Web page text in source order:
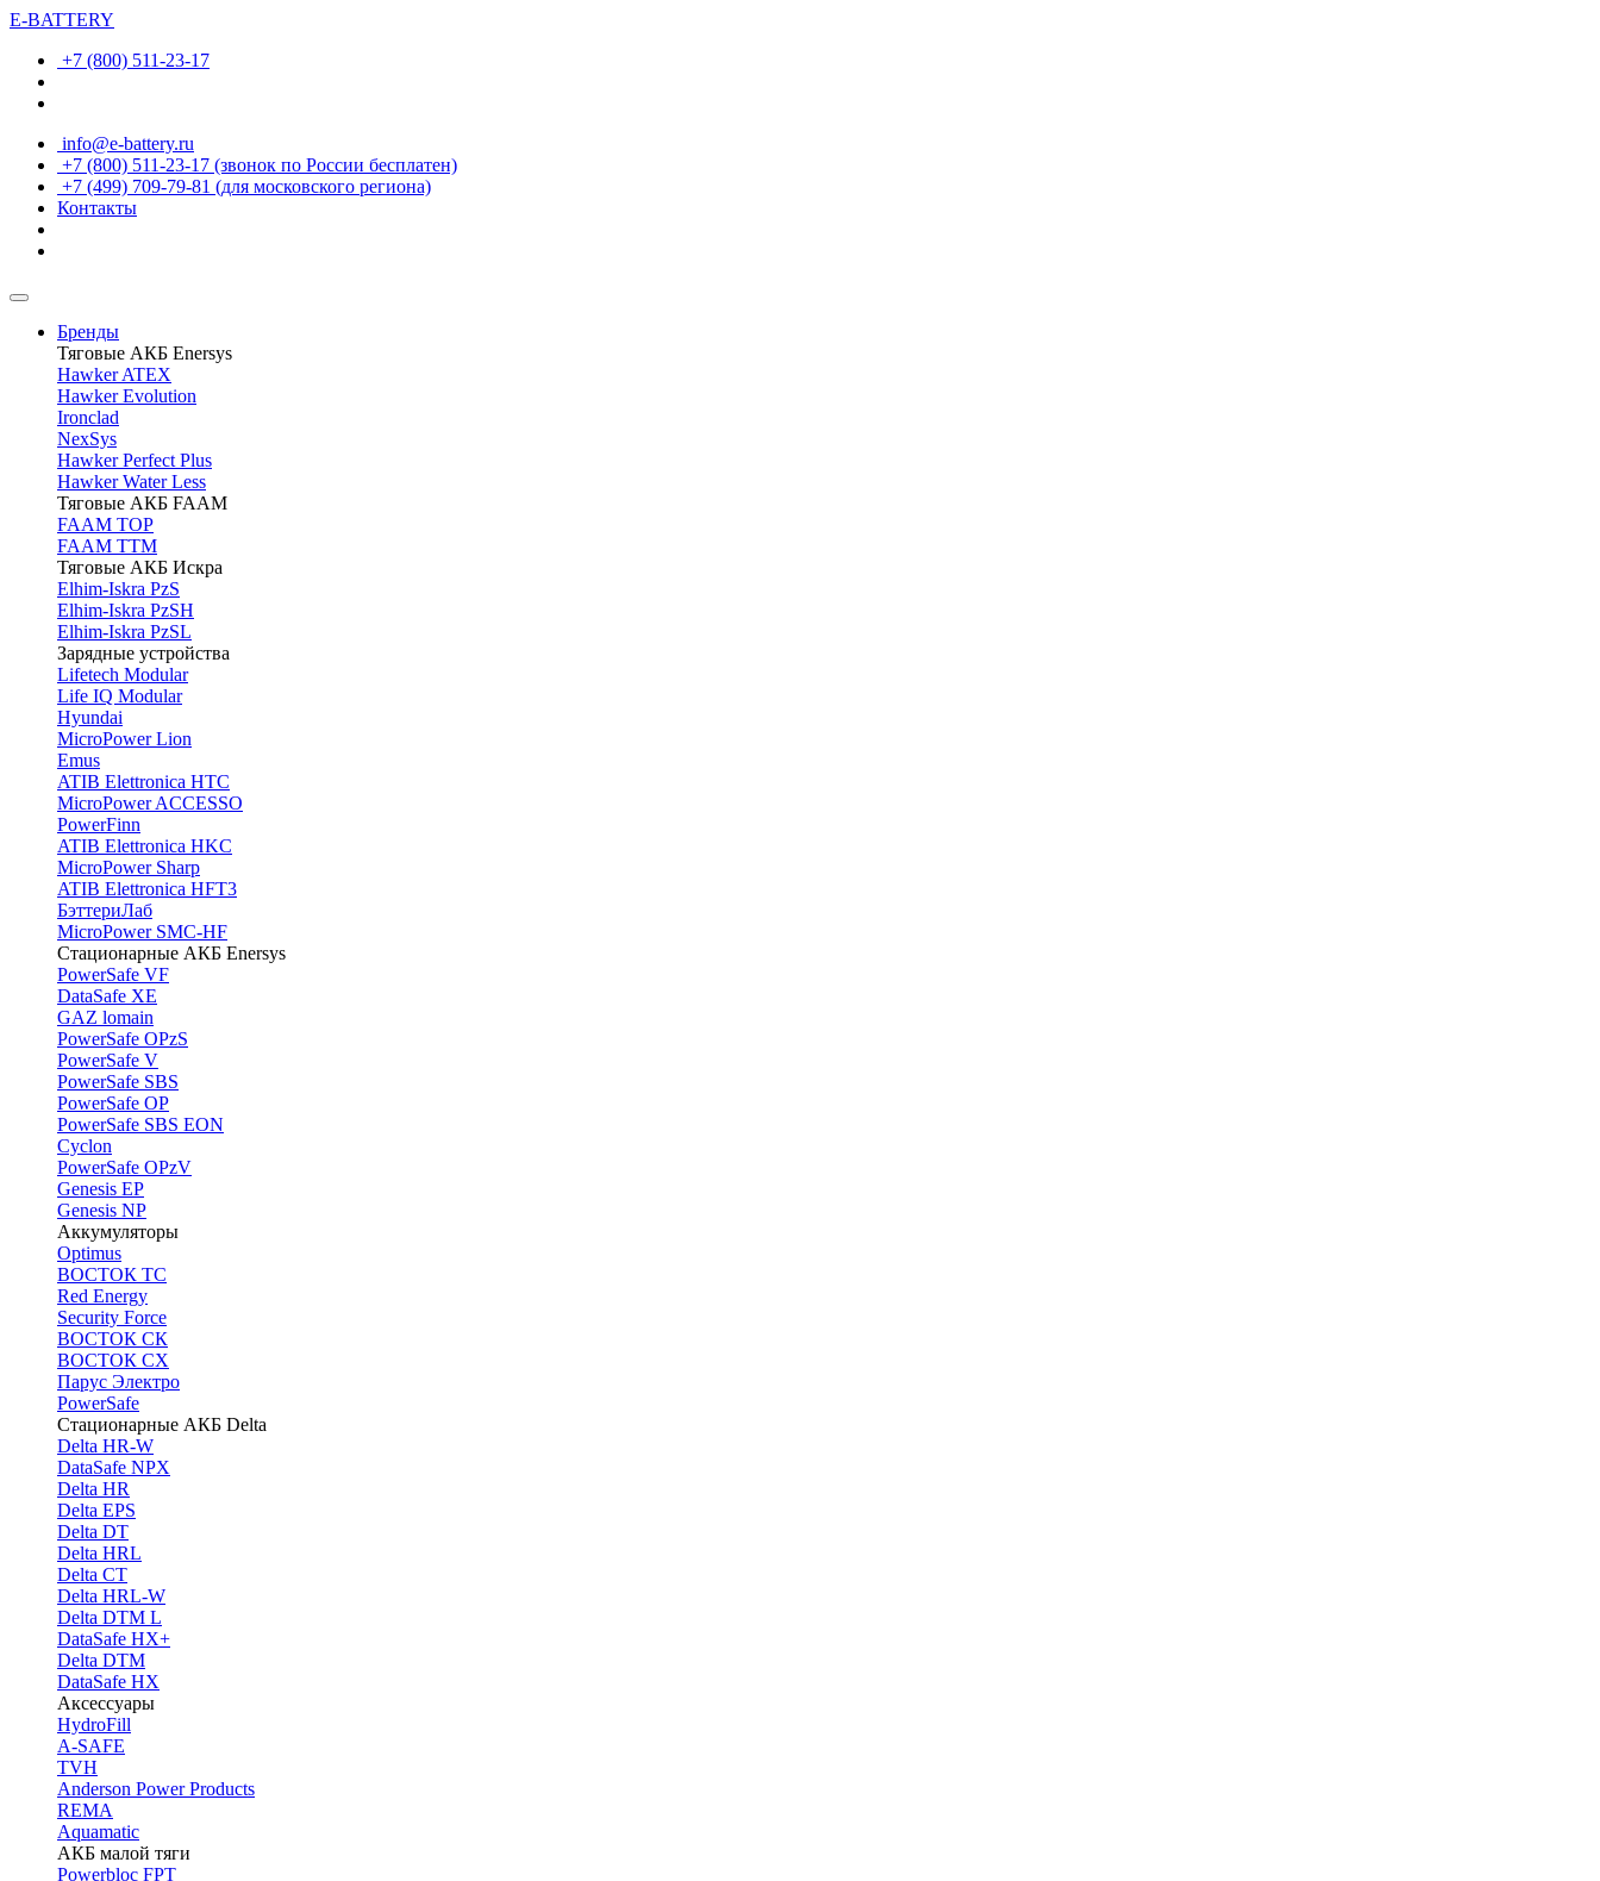
E-BATTERY
+7 (800) 511-23-17
info@e-battery.ru
+7 (800) 511-23-17 (звонок по России бесплатен)
+7 (499) 709-79-81 (для московского региона)
Контакты
Бренды
Тяговые АКБ Enersys
Hawker ATEX
Hawker Evolution
Ironclad
NexSys
Hawker Perfect Plus
Hawker Water Less
Тяговые АКБ FAAM
FAAM TOP
FAAM TTM
Тяговые АКБ Искра
Elhim-Iskra PzS
Elhim-Iskra PzSH
Elhim-Iskra PzSL
Зарядные устройства
Lifetech Modular
Life IQ Modular
Hyundai
MicroPower Lion
Emus
ATIB Elettronica HTC
MicroPower ACCESSO
PowerFinn
ATIB Elettronica HKC
MicroPower Sharp
ATIB Elettronica HFT3
БэттериЛаб
MicroPower SMC-HF
Стационарные АКБ Enersys
PowerSafe VF
DataSafe XE
GAZ lomain
PowerSafe OPzS
PowerSafe V
PоwerSafe SBS
PowerSafe OP
PоwerSafe SBS EON
Cyclon
PowerSafe OPzV
Genesis EP
Genesis NP
Аккумуляторы
Optimus
ВОСТОК ТС
Red Energy
Security Force
ВОСТОК СК
ВОСТОК СХ
Парус Электро
PowerSafe
Стационарные АКБ Delta
Delta HR-W
DataSafe NPX
Delta HR
Delta EPS
Delta DT
Delta HRL
Delta CT
Delta HRL-W
Delta DTM L
DataSafe HX+
Delta DTM
DataSafe HX
Аксессуары
HydroFill
A-SAFE
TVH
Anderson Power Products
REMA
Aquamatic
АКБ малой тяги
Powerbloc FPT